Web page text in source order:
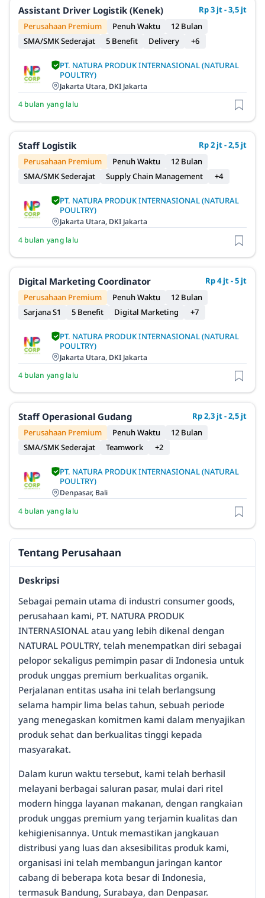
Assistant Driver Logistik (Kenek)
Rp 3 jt - 3,5 jt
Perusahaan Premium
Penuh Waktu
12 Bulan
SMA/SMK Sederajat
5 Benefit Delivery +6
PT. NATURA PRODUK INTERNASIONAL (NATURAL
POULTRY)
Jakarta Utara, DKI Jakarta
4 bulan yang lalu
Staff Logistik
Rp 2 jt - 2,5 jt
Perusahaan Premium
Penuh Waktu
12 Bulan
SMA/SMK Sederajat
Supply Chain Management +4
PT. NATURA PRODUK INTERNASIONAL (NATURAL
POULTRY)
Jakarta Utara, DKI Jakarta
4 bulan yang lalu
Digital Marketing Coordinator
Rp 4 jt - 5 jt
Perusahaan Premium
Penuh Waktu
12 Bulan
Sarjana S1
5 Benefit Digital Marketing +7
PT. NATURA PRODUK INTERNASIONAL (NATURAL
POULTRY)
Jakarta Utara, DKI Jakarta
4 bulan yang lalu
Staff Operasional Gudang
Rp 2,3 jt - 2,5 jt
Perusahaan Premium
Penuh Waktu
12 Bulan
SMA/SMK Sederajat
Teamwork +2
PT. NATURA PRODUK INTERNASIONAL (NATURAL
POULTRY)
Denpasar, Bali
4 bulan yang lalu
Tentang Perusahaan
Deskripsi
Sebagai pemain utama di industri consumer goods,
perusahaan kami, PT. NATURA PRODUK
INTERNASIONAL atau yang lebih dikenal dengan
NATURAL POULTRY, telah menempatkan diri sebagai
pelopor sekaligus pemimpin pasar di Indonesia untuk
produk unggas premium berkualitas organik.
Perjalanan entitas usaha ini telah berlangsung
selama hampir lima belas tahun, sebuah periode
yang menegaskan komitmen kami dalam menyajikan
produk sehat dan berkualitas tinggi kepada
masyarakat.
Dalam kurun waktu tersebut, kami telah berhasil
melayani berbagai saluran pasar, mulai dari ritel
modern hingga layanan makanan, dengan rangkaian
produk unggas premium yang terjamin kualitas dan
kehigienisannya. Untuk memastikan jangkauan
distribusi yang luas dan aksesibilitas produk kami,
organisasi ini telah membangun jaringan kantor
cabang di beberapa kota besar di Indonesia,
termasuk Bandung, Surabaya, dan Denpasar.